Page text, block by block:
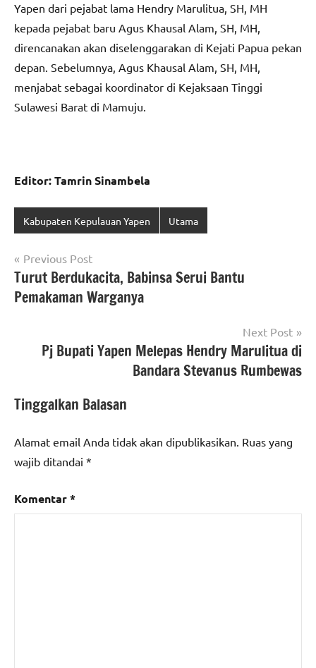
Yapen dari pejabat lama Hendry Marulitua, SH, MH
kepada pejabat baru Agus Khausal Alam, SH, MH,
direncanakan akan diselenggarakan di Kejati Papua pekan
depan. Sebelumnya, Agus Khausal Alam, SH, MH,
menjabat sebagai koordinator di Kejaksaan Tinggi
Sulawesi Barat di Mamuju.
Editor: Tamrin Sinambela
Kabupaten Kepulauan Yapen Utama
Navigasi
pos
Previous Post
Turut Berdukacita, Babinsa Serui Bantu
Pemakaman Warganya
Next Post
Pj Bupati Yapen Melepas Hendry Marulitua di
Bandara Stevanus Rumbewas
Tinggalkan Balasan
Alamat email Anda tidak akan dipublikasikan. Ruas yang
wajib ditandai *
Komentar*